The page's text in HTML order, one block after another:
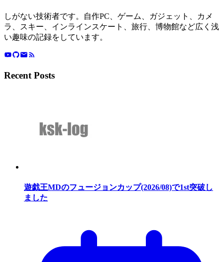
しがない技術者です。自作PC、ゲーム、ガジェット、カメ
ラ、スキー、インラインスケート、旅行、博物館など広く浅
い趣味の記録をしています。
Recent Posts
遊戯王MDのフュージョンカップ(2026/08)で1st突破し
ました